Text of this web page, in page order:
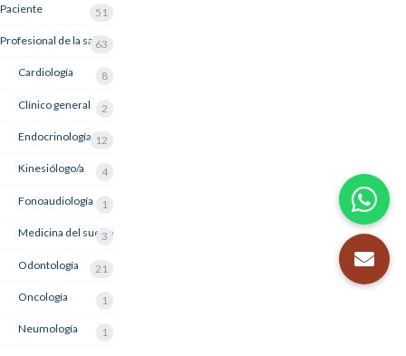
Paciente 51
Profesional de la salud
63
Cardiología 8
Clínico general 2
Endocrinología 12
Kinesiólogo/a 4
Fonoaudiología 1
Medicina del sueño
3
Odontología 21
Oncología 1
Neumología 1